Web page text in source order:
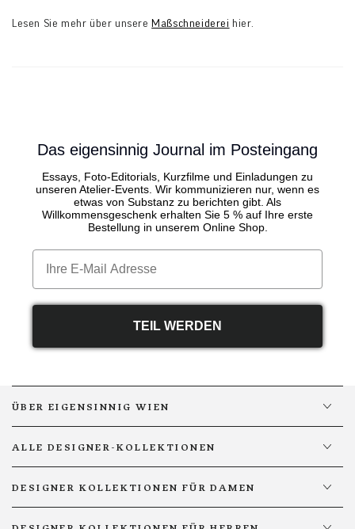
Lesen Sie mehr über unsere Maßschneiderei hier.
Das eigensinnig Journal im Posteingang
Essays, Foto-Editorials, Kurzfilme und Einladungen zu
unseren Atelier-Events. Wir kommunizieren nur, wenn es
etwas von Substanz zu berichten gibt. Als
Willkommensgeschenk erhalten Sie 5 % auf Ihre erste
Bestellung in unserem Online Shop.
Email
TEIL WERDEN
ÜBER EIGENSINNIG WIEN
ALLE DESIGNER-KOLLEKTIONEN
DESIGNER KOLLEKTIONEN FÜR DAMEN